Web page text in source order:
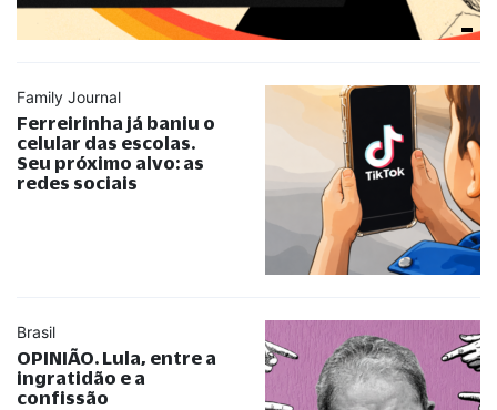
Family Journal
Ferreirinha já baniu o
celular das escolas.
Seu próximo alvo: as
redes sociais
Brasil
OPINIÃO. Lula, entre a
ingratidão e a
confissão